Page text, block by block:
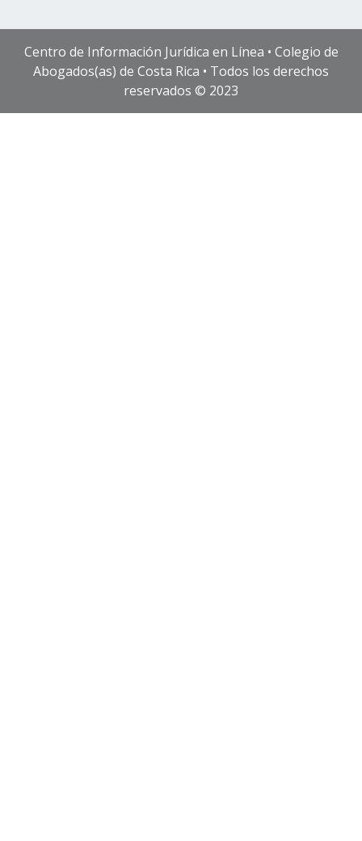
Centro de Información Jurídica en Línea • Colegio de
Abogados(as) de Costa Rica • Todos los derechos
reservados © 2023